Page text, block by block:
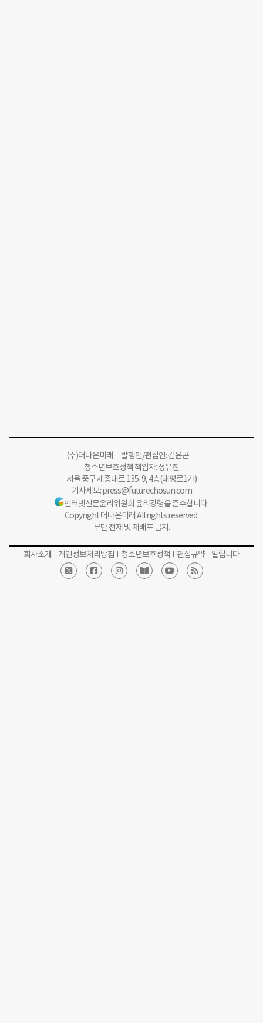
(주)더나은미래 발행인/편집인: 김윤곤
청소년보호정책 책임자: 정유진
서울 중구 세종대로 135-9, 4층(태평로1가)
기사제보:press@futurechosun.com
인터넷신문윤리위원회 윤리강령을 준수합니다.
Copyright 더나은미래 All rights reserved.
무단 전재 및 재배포 금지.
회사소개 개인정보처리방침 청소년보호정책 편집규약 알립니다